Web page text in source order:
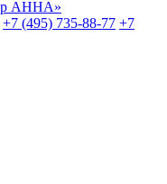
+7 (495) 735-88-77 +7